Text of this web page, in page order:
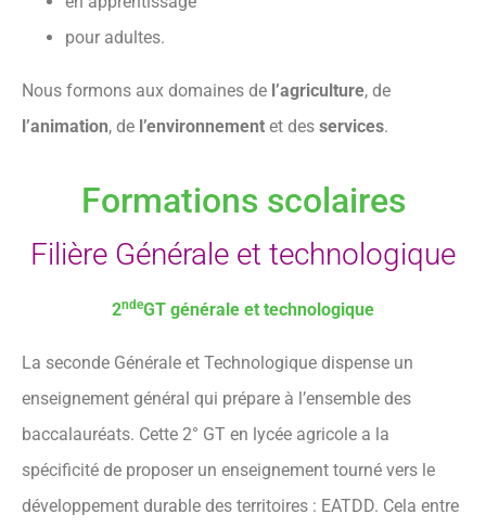
pour adultes.
Nous formons aux domaines de l’agriculture, de
l’animation, de l’environnement et des services.
Formations scolaires
Filière Générale et technologique
2ndeGT générale et technologique
La seconde Générale et Technologique dispense un
enseignement général qui prépare à l’ensemble des
baccalauréats. Cette 2° GT en lycée agricole a la
spécificité de proposer un enseignement tourné vers le
développement durable des territoires : EATDD. Cela entre